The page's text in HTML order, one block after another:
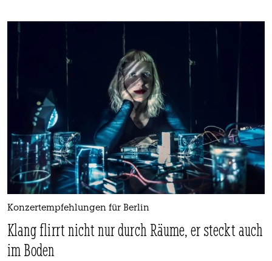
Konzertempfehlungen für Berlin
Klang flirrt nicht nur durch Räume, er steckt auch
im Boden